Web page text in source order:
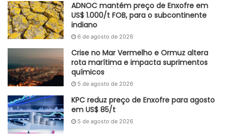
ADNOC mantém preço de Enxofre em
US$ 1.000/t FOB, para o subcontinente
indiano
6 de agosto de 2026
Crise no Mar Vermelho e Ormuz altera
rota marítima e impacta suprimentos
químicos
5 de agosto de 2026
KPC reduz preço de Enxofre para agosto
em US$ 85/t
5 de agosto de 2026